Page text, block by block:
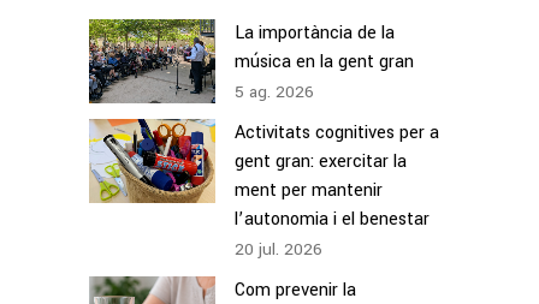
La importància de la
música en la gent gran
5 ag. 2026
Activitats cognitives per a
gent gran: exercitar la
ment per mantenir
l’autonomia i el benestar
20 jul. 2026
Com prevenir la